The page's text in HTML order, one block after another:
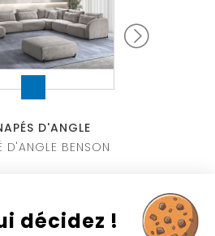
D'ANGLE
D'ANGLE BENSON
décidez !